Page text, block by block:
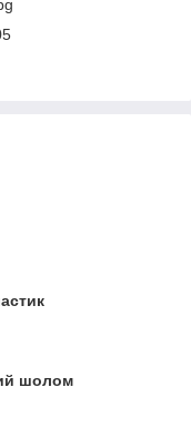
шолом